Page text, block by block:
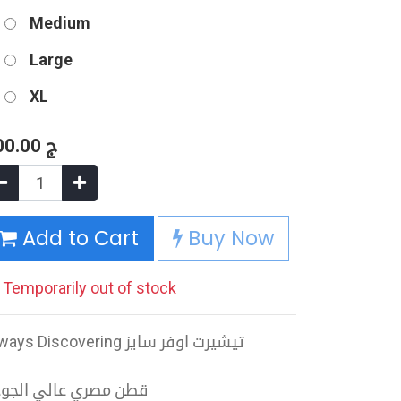
Medium
Large
XL
ج
Add to Cart Buy Now
Temporarily out of stock
Always Discovering تيشيرت اوفر سايز
قطن مصري عالي